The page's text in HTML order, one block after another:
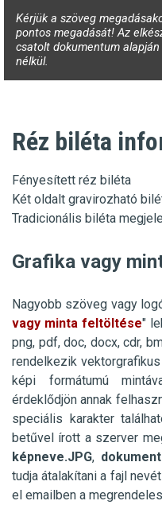
Kérjük a szöveg
pontos megadását! Az
csatolt dokumentum
nélkül.
Réz biléta
Fényesített réz biléta
Két oldalt gravirozható
Tradicionális biléta
Grafika vagy
Nagyobb szöveg vagy
vagy minta feltöltése"
png, pdf, doc, docx, cdr,
rendelkezik vektorgrafikus
képi formátumú
érdeklődjön annak
speciális karakter
betűvel írott a szerver
képneve.JPG,
tudja átalakítani a fajl
el emailben a